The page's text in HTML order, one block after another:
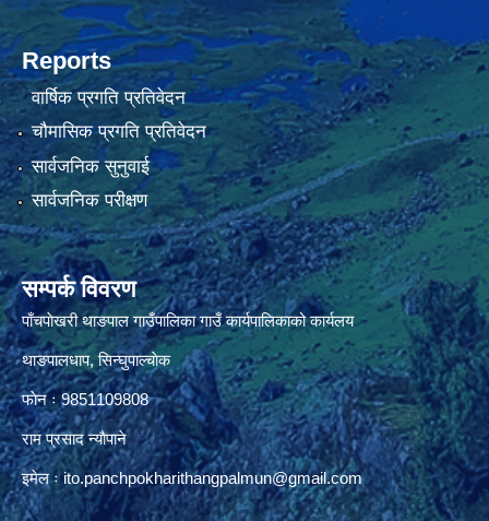
Reports
वार्षिक प्रगति प्रतिवेदन
चौमासिक प्रगति प्रतिवेदन
सार्वजनिक सुनुवाई
सार्वजनिक परीक्षण
सम्पर्क विवरण
पाँचपाेखरी थाङपाल गाउँपालिका गाउँ कार्यपालिकाको कार्यलय
थाङपालधाप, सिन्घुपाल्चाेक
फाेन ः 9851109808
राम प्रसाद न्याैपाने
इमेल ःito.panchpokharithangpalmun@gmail.com